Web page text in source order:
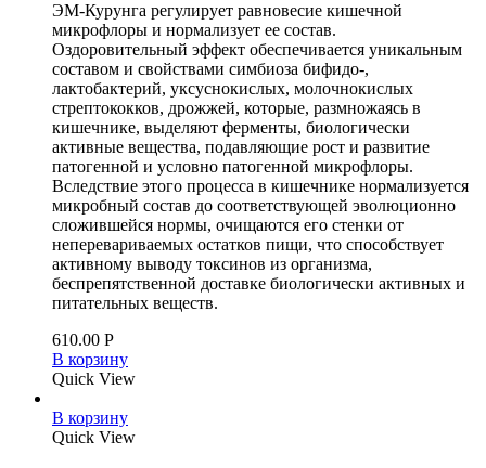
ЭМ-Курунга регулирует равновесие кишечной
микрофлоры и нормализует ее состав.
Оздоровительный эффект обеспечивается уникальным
составом и свойствами симбиоза бифидо-,
лактобактерий, уксуснокислых, молочнокислых
стрептококков, дрожжей, которые, размножаясь в
кишечнике, выделяют ферменты, биологически
активные вещества, подавляющие рост и развитие
патогенной и условно патогенной микрофлоры.
Вследствие этого процесса в кишечнике нормализуется
микробный состав до соответствующей эволюционно
сложившейся нормы, очищаются его стенки от
неперевариваемых остатков пищи, что способствует
активному выводу токсинов из организма,
беспрепятственной доставке биологически активных и
питательных веществ.
610.00 Р
В корзину
Quick View
В корзину
Quick View